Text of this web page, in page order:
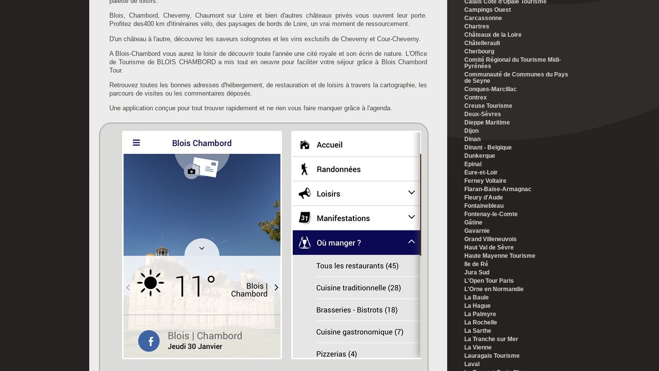
Blois, Chambord, Cheverny, Chaumont sur Loire et bien d'autres châteaux privés vous ouvrent leur porte.
Profitez des400 km d'itinéraires vélo, des paysages de bords de Loire, un vrai moment de ressourcement.
D'un château à l'autre, découvrez les saveurs solognotes et les vins exclusifs de Cheverny et Cour-Cheverny.
A Blois-Chambord vous aurez le loisir de découvrir toute l'année une cité royale et son écrin de nature. L'Office
de Tourisme de BLOIS CHAMBORD a mis tout en oeuvre pour faciliter votre séjour grâce à Blois Chambord
Tour.
Retrouvez toutes les bonnes adresses d'hébergement, de restauration et de loisirs à travers la cartographie, les
parcours de visites ou les commentaires déposés.
Une application conçue pour tout trouver rapidement et ne rien vous faire manquer grâce à l'agenda.
Calais Côte d'Opale Tourisme
Campings Ouest
Carcassonne
Chartres
Châteaux de la Loire
Châtellerault
Cherbourg
Comité Régional du Tourisme Midi-
Pyrénées
Communauté de Communes du Pays
de Seyne
Conques-Marcillac
Contrex
Creuse Tourisme
Deux-Sèvres
Dieppe Maritime
Dijon
Dinan
Dinant - Belgique
Dunkerque
Epinal
Eure-et-Loir
Ferney Voltaire
Flaran-Baïse-Armagnac
Fleury d'Aude
Fontainebleau
Fontenay-le-Comte
Gâtine
Gavarnie
Grand Villeneuvois
Haut Val de Sèvre
Haute Mayenne Tourisme
Ile de Ré
Jura Sud
L'Open Tour Paris
L'Orne en Normandie
La Baule
La Hague
La Palmyre
La Rochelle
La Sarthe
La Tranche sur Mer
La Vienne
Lauragais Tourisme
Laval